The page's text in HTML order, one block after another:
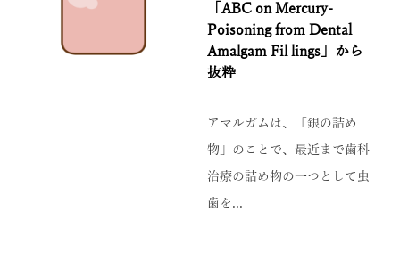
「ABC on Mercury-
Poisoning from Dental
Amalgam Fil lings」から
抜粋
アマルガムは、「銀の詰め
物」のことで、最近まで歯科
治療の詰め物の一つとして虫
歯を...